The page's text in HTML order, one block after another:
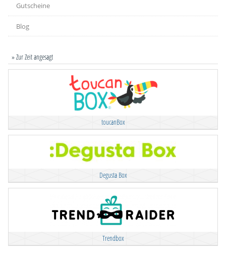
Gutscheine
Blog
» Zur Zeit angesagt
toucanBox
Degusta Box
Trendbox